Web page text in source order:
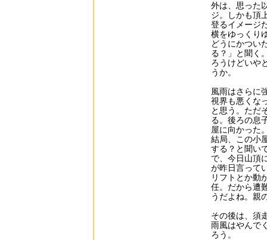
外は、思った
ジ。しかも頂
登るイメージ
横をゆっくり
どうにかつい
る？」と聞く
ろうけどいや
うか。
風雨はさらに
視界も悪くな
と思う。ただ
る。後ろの息
屋に向かった
結局、この小
する？と聞い
で、今日山頂
が昨日言って
リフトとか動
任。だから遭
うだよね。親
その後は、須
雨風はやんで
ろう。